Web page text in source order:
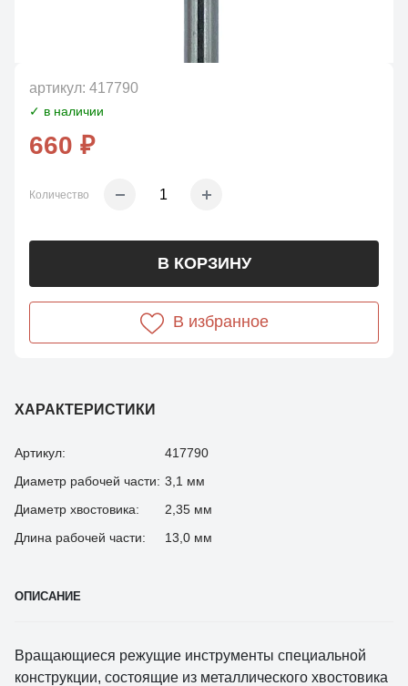
ХАРАКТЕРИСТИКИ
Артикул:
417790
Диаметр рабочей части: 3,1 мм
Диаметр хвостовика:
2,35 мм
Длина рабочей части:
13,0 мм
артикул: 417790
✓ в наличии
660 ₽
Количество
В КОРЗИНУ
В избранное
ОПИСАНИЕ
Вращающиеся режущие инструменты специальной
конструкции, состоящие из металлического хвостовика